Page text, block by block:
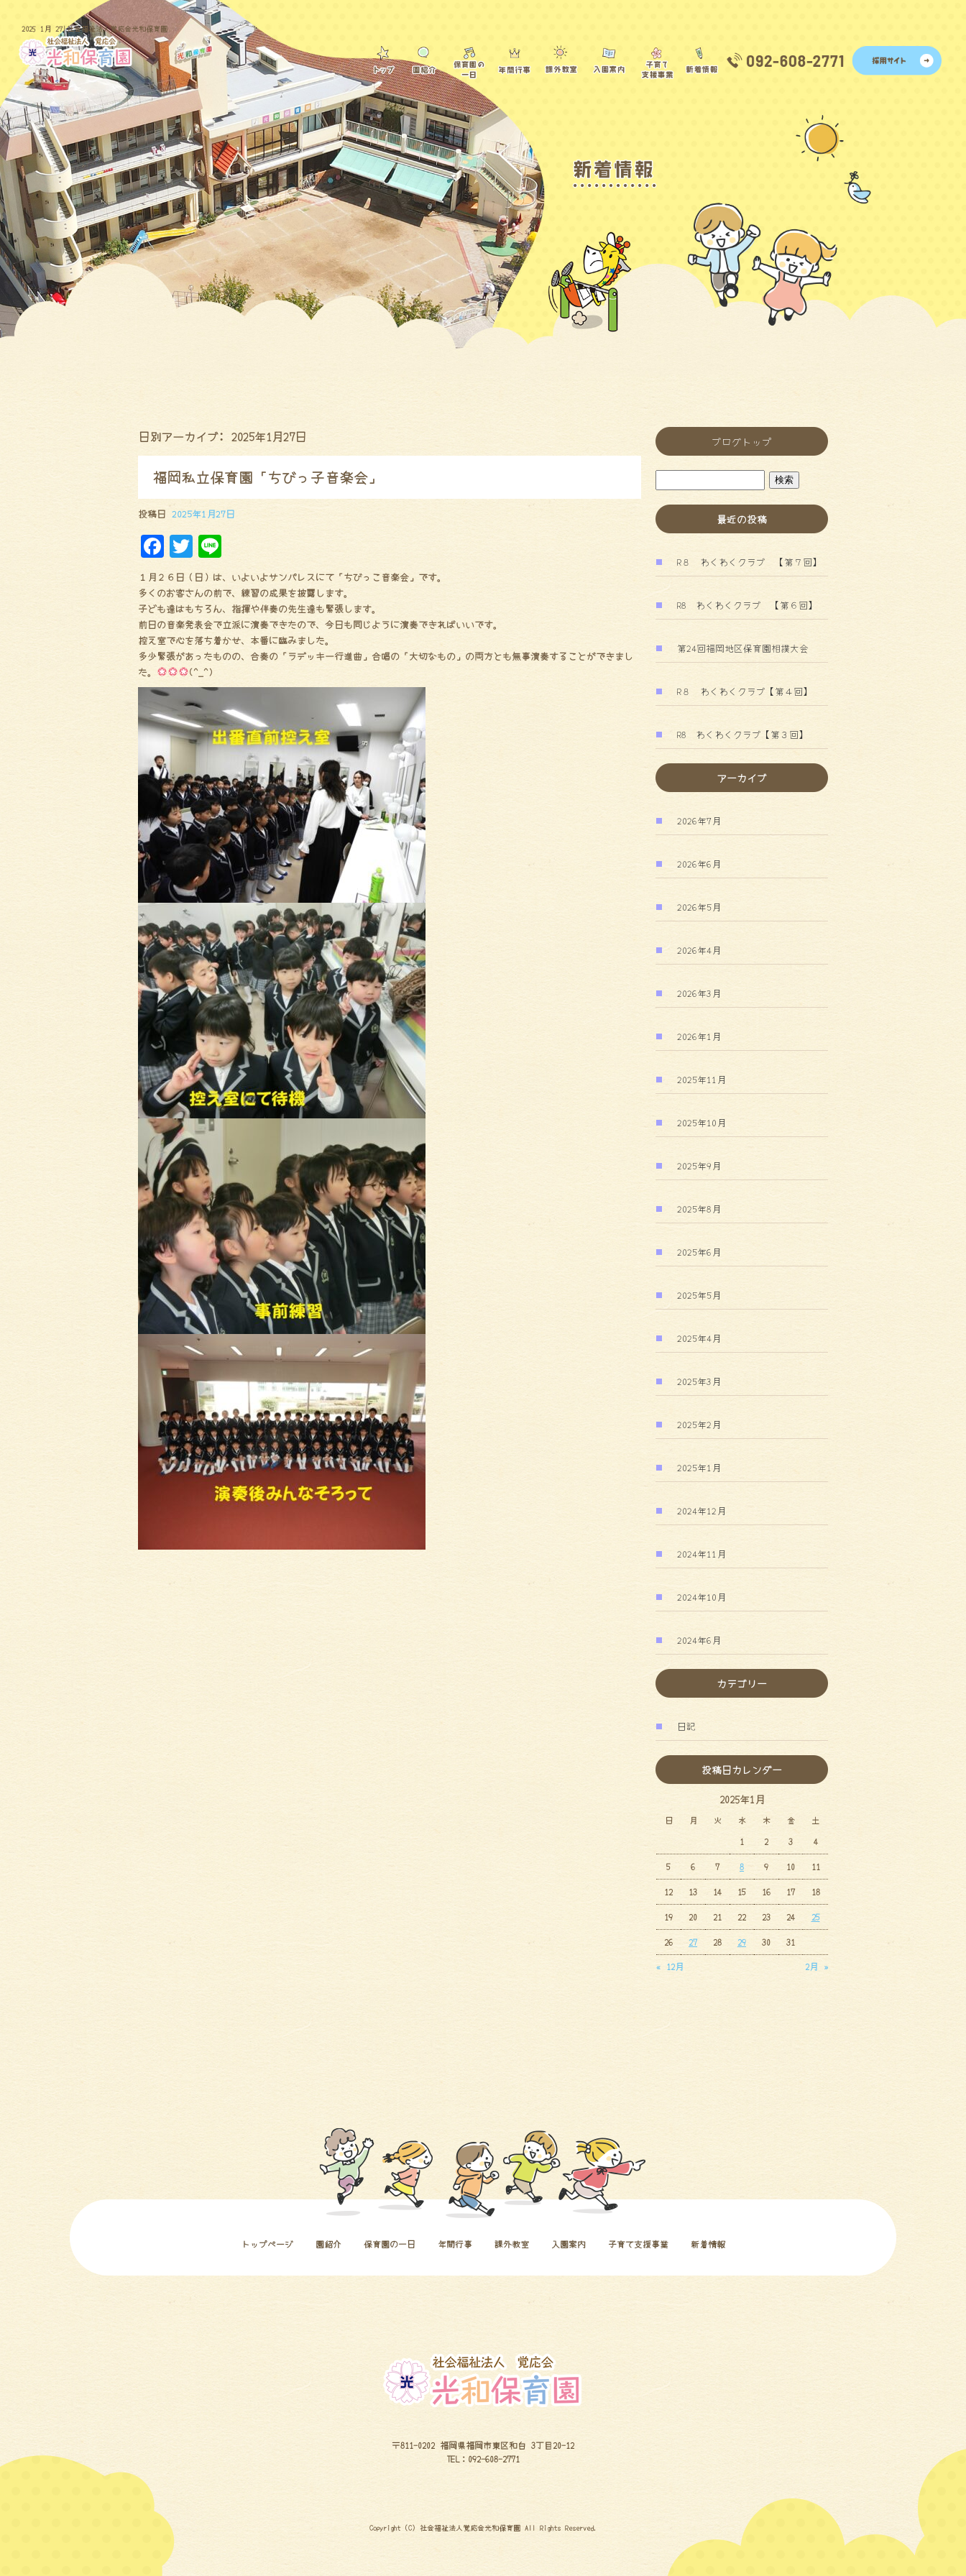
2025 1月 27|社会福祉法人覚応会光和保育園
日別アーカイブ: 2025年1月27日
福岡私立保育園「ちびっ子音楽会」
投稿日 2025年1月27日
F
a
ce
bo
ok
Tw
it
te
r
ne
１月２６日（日）は、いよいよサンパレスにて「ちびっこ音楽会」です。
多くのお客さんの前で、練習の成果を披露します。
子ども達はもちろん、指揮や伴奏の先生達も緊張します。
前日の音楽発表会で立派に演奏できたので、今日も同じように演奏できればいいです。
控え室で心を落ち着かせ、本番に臨みました。
多少緊張があったものの、合奏の「ラデッキー行進曲」合唱の「大切なもの」の両方とも無事演奏することができまし
た。
(^_^)
ブログトップ
最近の投稿
R８ わくわくクラブ 【第７回】
R8 わくわくクラブ 【第６回】
第24回福岡地区保育園相撲大会
R８ わくわくクラブ【第４回】
R8 わくわくクラブ【第３回】
アーカイブ
2026年7月
2026年6月
2026年5月
2026年4月
2026年3月
2026年1月
2025年11月
2025年10月
2025年9月
2025年8月
2025年6月
2025年5月
2025年4月
2025年3月
2025年2月
2025年1月
2024年12月
2024年11月
2024年10月
2024年6月
カテゴリー
日記
投稿日カレンダー
2025年1月
日 月 火 水 木 金 土
« 12月 2月 »
1 2 3 4
5 6 7 8 9 10 11
12 13 14 15 16 17 18
19 20 21 22 23 24 25
26 27 28 29 30 31
トップページ 園紹介 保育園の一日 年間行事 課外教室 入園案内 子育て支援事業 新着情報
〒811-0202 福岡県福岡市東区和白 3丁目20-12
TEL：092-608-2771
Copyright (C) 社会福祉法人覚応会光和保育園 All Rights Reserved.